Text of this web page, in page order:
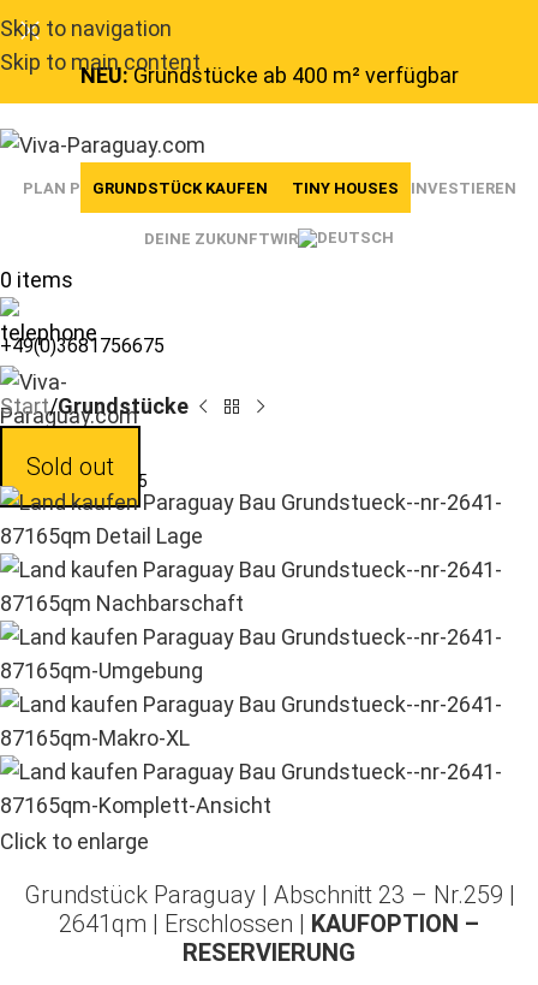
Skip to navigation
Skip to main content
NEU:Grundstücke ab 400 m² verfügbar
PLAN P GRUNDSTÜCK KAUFEN TINY HOUSES INVESTIEREN
DEINE ZUKUNFTWIR
0 items
+49(0)3681756675
+49(0)3681756675
Start Grundstücke
Sold out
Click to enlarge
Grundstück Paraguay | Abschnitt 23 – Nr.259 |
2641qm | Erschlossen | KAUFOPTION –
RESERVIERUNG